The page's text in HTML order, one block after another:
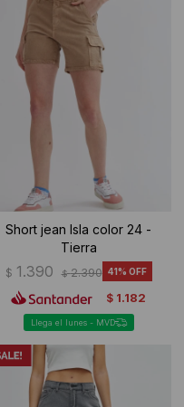
Short jean Isla color 24 -
Tierra
$ 1.390 $ 2.390 41
$ 1.182
Llega el lunes - MVD